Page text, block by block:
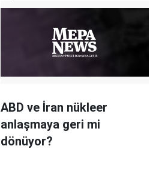
ABD ve İran nükleer
anlaşmaya geri mi
dönüyor?